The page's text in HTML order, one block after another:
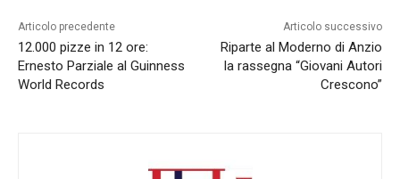
Articolo precedente
12.000 pizze in 12 ore:
Ernesto Parziale al Guinness
World Records
Articolo successivo
Riparte al Moderno di Anzio
la rassegna “Giovani Autori
Crescono”